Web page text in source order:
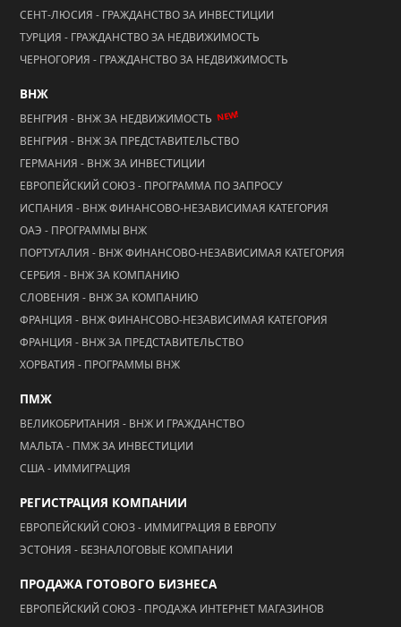
СЕНТ-ЛЮСИЯ - ГРАЖДАНСТВО ЗА ИНВЕСТИЦИИ
ТУРЦИЯ - ГРАЖДАНСТВО ЗА НЕДВИЖИМОСТЬ
ЧЕРНОГОРИЯ - ГРАЖДАНСТВО ЗА НЕДВИЖИМОСТЬ
ВНЖ
ВЕНГРИЯ - ВНЖ ЗА НЕДВИЖИМОСТЬ NEW!
ВЕНГРИЯ - ВНЖ ЗА ПРЕДСТАВИТЕЛЬСТВО
ГЕРМАНИЯ - ВНЖ ЗА ИНВЕСТИЦИИ
ЕВРОПЕЙСКИЙ СОЮЗ - ПРОГРАММА ПО ЗАПРОСУ
ИСПАНИЯ - ВНЖ ФИНАНСОВО-НЕЗАВИСИМАЯ КАТЕГОРИЯ
ОАЭ - ПРОГРАММЫ ВНЖ
ПОРТУГАЛИЯ - ВНЖ ФИНАНСОВО-НЕЗАВИСИМАЯ КАТЕГОРИЯ
СЕРБИЯ - ВНЖ ЗА КОМПАНИЮ
СЛОВЕНИЯ - ВНЖ ЗА КОМПАНИЮ
ФРАНЦИЯ - ВНЖ ФИНАНСОВО-НЕЗАВИСИМАЯ КАТЕГОРИЯ
ФРАНЦИЯ - ВНЖ ЗА ПРЕДСТАВИТЕЛЬСТВО
ХОРВАТИЯ - ПРОГРАММЫ ВНЖ
ПМЖ
ВЕЛИКОБРИТАНИЯ - ВНЖ И ГРАЖДАНСТВО
МАЛЬТА - ПМЖ ЗА ИНВЕСТИЦИИ
США - ИММИГРАЦИЯ
РЕГИСТРАЦИЯ КОМПАНИИ
ЕВРОПЕЙСКИЙ СОЮЗ - ИММИГРАЦИЯ В ЕВРОПУ
ЭСТОНИЯ - БЕЗНАЛОГОВЫЕ КОМПАНИИ
ПРОДАЖА ГОТОВОГО БИЗНЕСА
ЕВРОПЕЙСКИЙ СОЮЗ - ПРОДАЖА ИНТЕРНЕТ МАГАЗИНОВ